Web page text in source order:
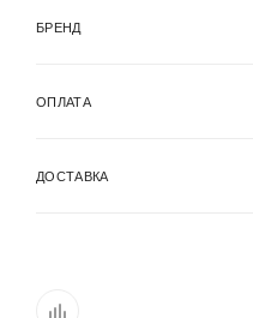
БРЕНД
ОПЛАТА
ДОСТАВКА